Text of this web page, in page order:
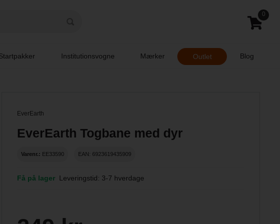
0
Institutionsvogne Mærker Outlet Blog
EverEarth
EverEarth Togbane med dyr
Varenr.: EE33590 EAN: 6923619435909
Få på lager Leveringstid: 3-7 hverdage